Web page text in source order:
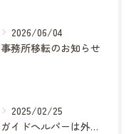
2026/06/04
事務所移転のお知らせ
2025/02/25
ガイドヘルパーは外出のサポートをしています。